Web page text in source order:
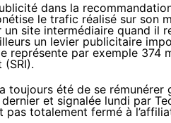
dans la
le trafic réalisé sur son
site intermédiaire quand il
un levier publicitaire
représente par exemple 374
toujours été de se
dernier et signalée lundi par
pas totalement fermé à